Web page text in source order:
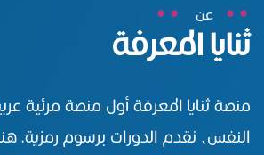
عن
ثنايا المعرفة
منصة ثنايا المعرفة أول منصة مرئية
النفس، نقدم الدورات برسوم رمزية.